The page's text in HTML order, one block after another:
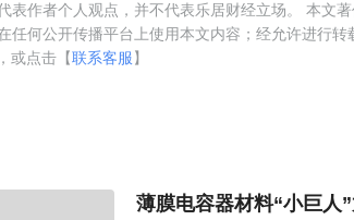
表作者个人观点，并不代表乐居财经立场。 本文
任何公开传播平台上使用本文内容；经允许进行
或点击【联系客服】
薄膜电容器材料“小巨人